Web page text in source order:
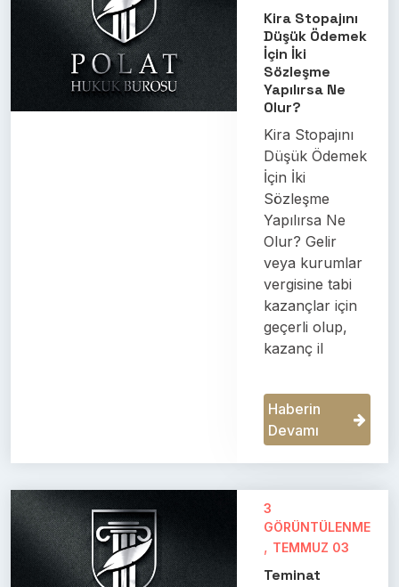
Kira Stopajını
Düşük Ödemek
İçin İki
Sözleşme
Yapılırsa Ne
Olur?
Kira Stopajını
Düşük Ödemek
İçin İki
Sözleşme
Yapılırsa Ne
Olur? Gelir
veya kurumlar
vergisine tabi
kazançlar için
geçerli olup,
kazanç il
Haberin
Devamı
3
GÖRÜNTÜLENME
, TEMMUZ 03
Teminat